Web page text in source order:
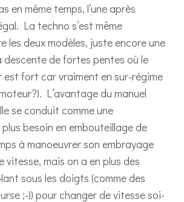
en même temps, l’une après
La techno s’est même
les deux modèles, juste encore une
descente de fortes pentes où le
est fort car vraiment en sur-régime
L’avantage du manuel
se conduit comme une
besoin en embouteillage de
à manoeuvrer son embrayage
vitesse, mais on a en plus des
sous les doigts (comme des
;-)) pour changer de vitesse soi-